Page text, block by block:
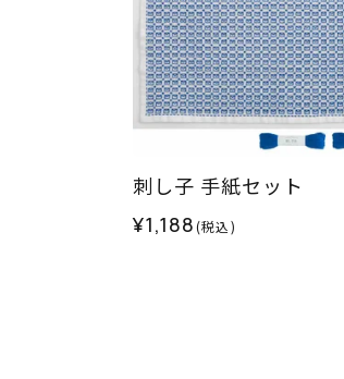
刺し子 手紙セット
¥1,188(税込)